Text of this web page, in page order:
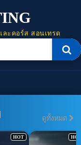
ละคอร์ส สอนเทรด
ดูทั้งหมด
HOT